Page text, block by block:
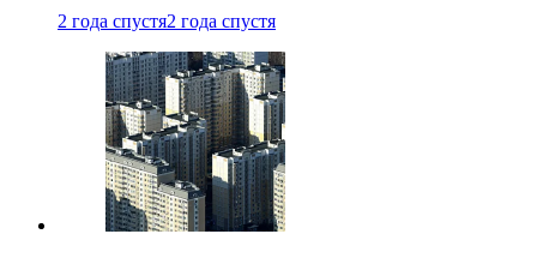
2 года спустя2 года спустя